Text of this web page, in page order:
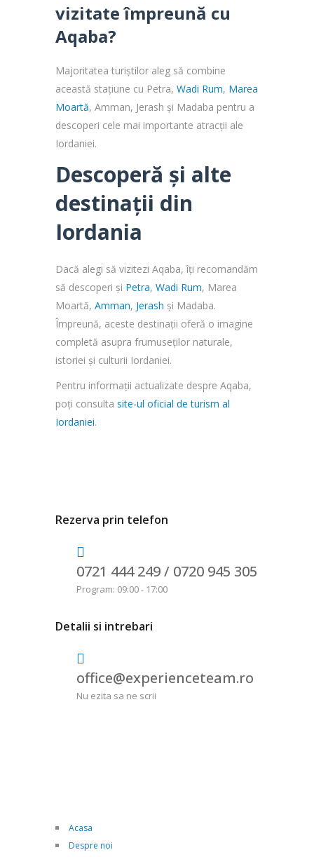
vizitate împreună cu
Aqaba?
Majoritatea turiștilor aleg să combine
această staţiune cu Petra, Wadi Rum, Marea
Moartă, Amman, Jerash și Madaba pentru a
descoperi cele mai importante atracții ale
Iordaniei.
Descoperă și alte
destinații din
Iordania
Dacă alegi să vizitezi Aqaba, îți recomandăm
să descoperi și Petra, Wadi Rum, Marea
Moartă, Amman, Jerash și Madaba.
Împreună, aceste destinații oferă o imagine
completă asupra frumuseților naturale,
istoriei și culturii Iordaniei.
Pentru informații actualizate despre Aqaba,
poți consulta site-ul oficial de turism al
Iordaniei.
Rezerva prin telefon
0721 444 249 / 0720 945 305
Program: 09:00 - 17:00
Detalii si intrebari
office@experienceteam.ro
Nu ezita sa ne scrii
Acasa
Despre noi